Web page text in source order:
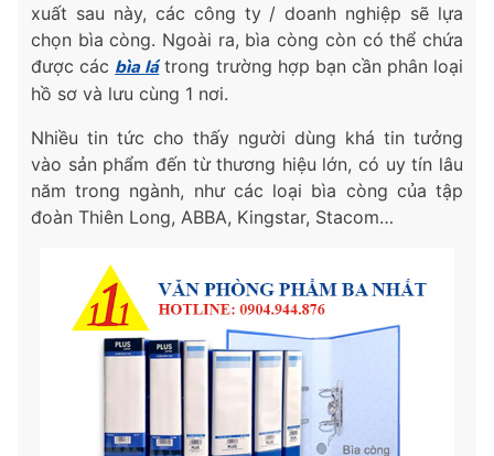
xuất sau này, các công ty / doanh nghiệp sẽ lựa
chọn bìa còng. Ngoài ra, bìa còng còn có thể chứa
được các bìa látrong trường hợp bạn cần phân loại
hồ sơ và lưu cùng 1 nơi.
Nhiều tin tức cho thấy người dùng khá tin tưởng
vào sản phẩm đến từ thương hiệu lớn, có uy tín lâu
năm trong ngành, như các loại bìa còng của tập
đoàn Thiên Long, ABBA, Kingstar, Stacom…